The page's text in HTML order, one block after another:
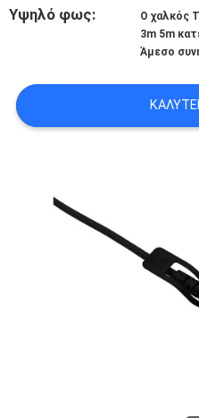
ΖΗΤΉΣΤΕ
ΑΠΌΣΠΑΣΜΑ
SITEMAP
ΠΟΛΙΤΙΚΉ
ΑΠΟΡΡΉΤΟΥ
Υψηλό φως: Ο χαλκός
3m 5m
Άμεσο